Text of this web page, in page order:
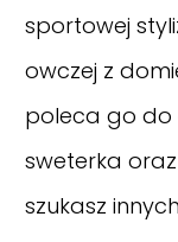
sportowej
owczej z
poleca go do
sweterka
szukasz